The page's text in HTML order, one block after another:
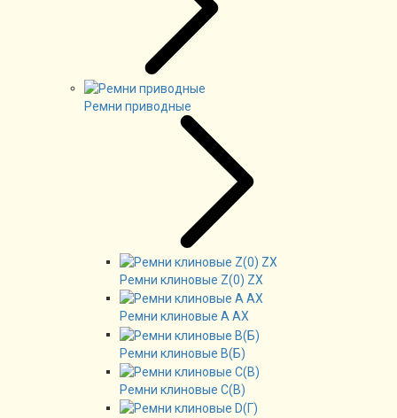
Ремни приводные
Ремни клиновые Z(0) ZX
Ремни клиновые А AX
Ремни клиновые В(Б)
Ремни клиновые C(B)